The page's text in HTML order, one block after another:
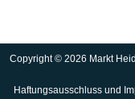
Copyright © 2026 Markt
Haftungsausschluss und